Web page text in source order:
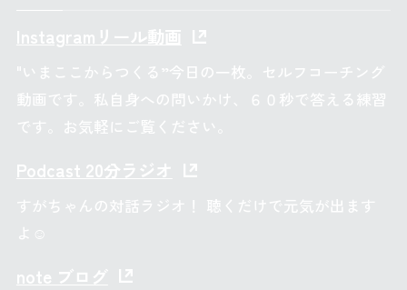
Instagramリール動画
"いまここからつくる”今日の一枚。セルフコーチング
動画です。私自身への問いかけ、６０秒で答える練習
です。お気軽にご覧ください。
Podcast 20分ラジオ
すがちゃんの対話ラジオ！ 聴くだけで元気が出ます
よ☺
note ブログ